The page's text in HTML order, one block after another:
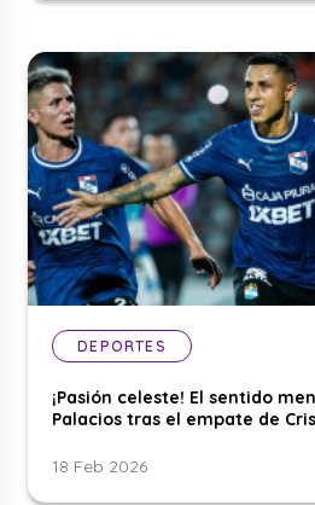
DEPORTES
¡Pasión celeste! El sentido
Palacios tras el empate de
18 Feb 2026